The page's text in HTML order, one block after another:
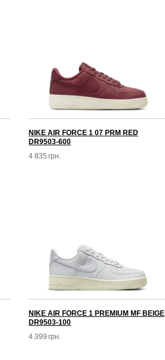
NIKE AIR FORCE 1 07 PRM RED
DR9503-600
4 835 грн.
NIKE AIR FORCE 1 PREMIUM MF BEIGE
DR9503-100
4 399 грн.